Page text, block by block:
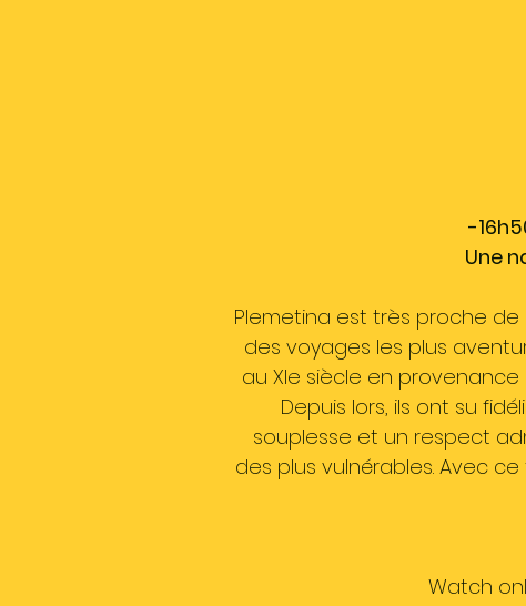
-
Une
Plemetina est très proche de
des voyages les plus
au XIe siècle en
Depuis lors, ils ont su
souplesse et un respect
des plus vulnérables. Avec
Watch